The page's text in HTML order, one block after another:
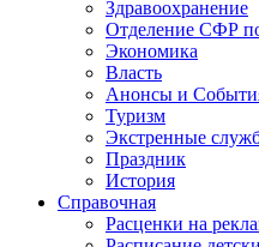
Здравоохранение
Отделение СФР
Экономика
Власть
Анонсы и
Туризм
Экстренные
Праздник
История
Справочная
Расценки на